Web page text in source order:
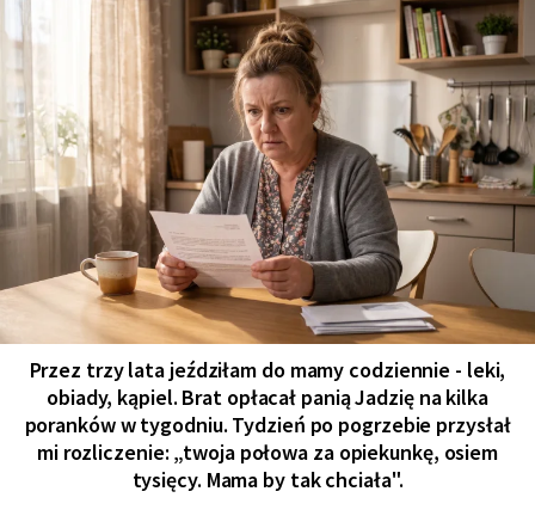
Przez trzy lata jeździłam do mamy codziennie - leki,
obiady, kąpiel. Brat opłacał panią Jadzię na kilka
poranków w tygodniu. Tydzień po pogrzebie przysłał
mi rozliczenie: „twoja połowa za opiekunkę, osiem
tysięcy. Mama by tak chciała".